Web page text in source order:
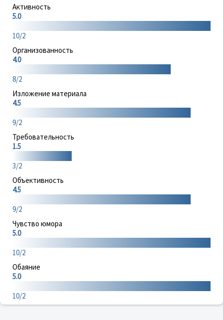
Активность
5.0
10/2
Организованность
4.0
8/2
Изложение материала
4.5
9/2
Требовательность
1.5
3/2
Объективность
4.5
9/2
Чувство юмора
5.0
10/2
Обаяние
5.0
10/2